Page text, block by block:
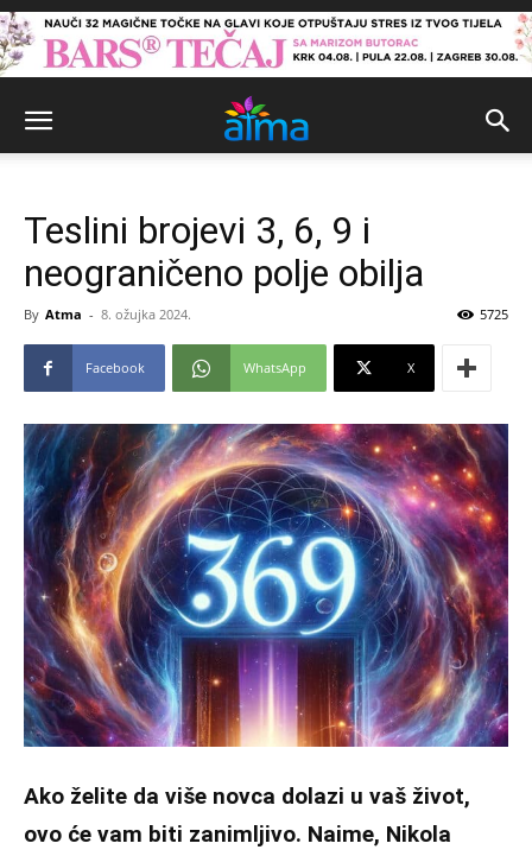
Teslini brojevi 3, 6, 9 i
neograničeno polje obilja
By Atma - 8. ožujka 2024. 5725
Facebook WhatsApp X
Ako želite da više novca dolazi u vaš život,
ovo će vam biti zanimljivo. Naime, Nikola